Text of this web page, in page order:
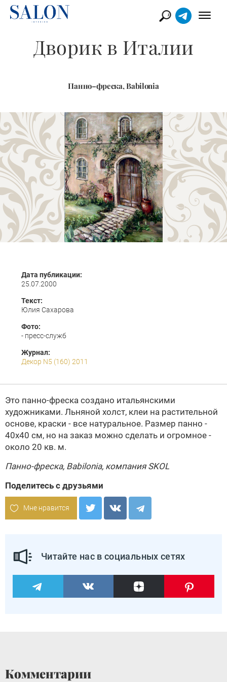
Дворик в Италии
Панно–фреска, Babilonia
Дата публикации:
25.07.2000
Текст:
Юлия Сахарова
Фото:
- пресс-служб
Журнал:
Декор N5 (160) 2011
Это панно-фреска создано итальянскими
художниками. Льняной холст, клеи на растительной
основе, краски - все натуральное. Размер панно -
40х40 см, но на заказ можно сделать и огромное -
около 20 кв. м.
Панно-фреска, Babilonia, компанияSKOL
Поделитесь с друзьями
Мне нравится
Читайте нас в социальных сетях
Комментарии